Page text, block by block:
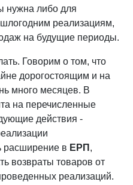
нужна либо для
реализациям,
на будущие периоды.
Говорим о том, что
дорогостоящим и на
много месяцев. В
на перечисленные
действия -
расширение в ЕРП ,
возвраты товаров от
реализаций.